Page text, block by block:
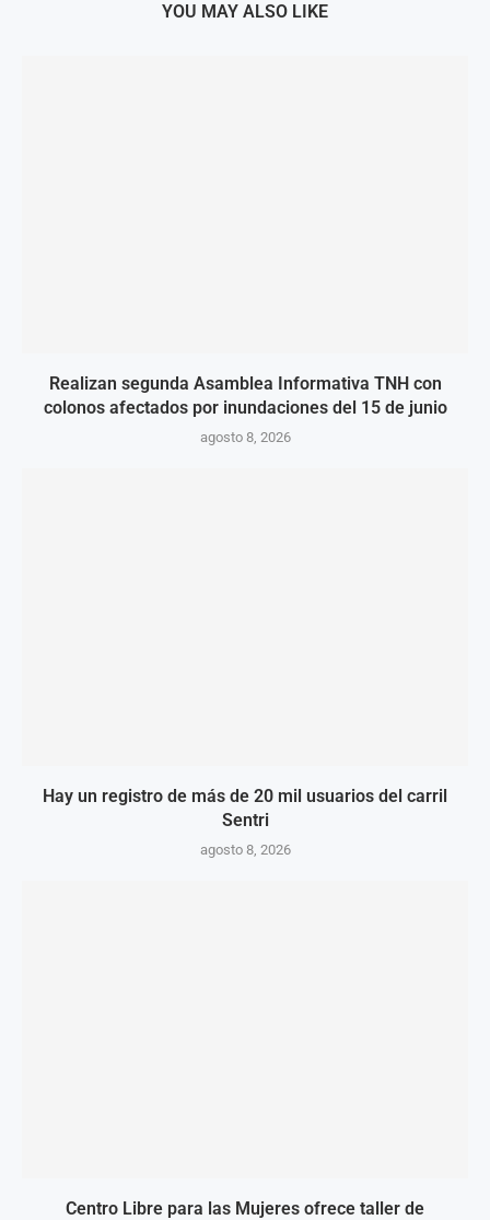
YOU MAY ALSO LIKE
Realizan segunda Asamblea Informativa TNH con
colonos afectados por inundaciones del 15 de junio
agosto 8, 2026
Hay un registro de más de 20 mil usuarios del carril
Sentri
agosto 8, 2026
Centro Libre para las Mujeres ofrece taller de